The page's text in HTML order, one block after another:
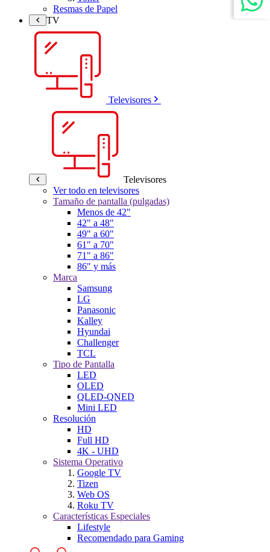
Resmas de Papel
TV
Televisores
Televisores
Ver todo en televisores
Tamaño de pantalla (pulgadas)
Menos de 42"
42" a 48"
49" a 60"
61" a 70"
71" a 86"
86" y más
Marca
Samsung
LG
Panasonic
Kalley
Hyundai
Challenger
TCL
Tipo de Pantalla
LED
OLED
QLED-QNED
Mini LED
Resolución
HD
Full HD
4K - UHD
Sistema Operativo
Google TV
Tizen
Web OS
Roku TV
Características Especiales
Lifestyle
Recomendado para Gaming